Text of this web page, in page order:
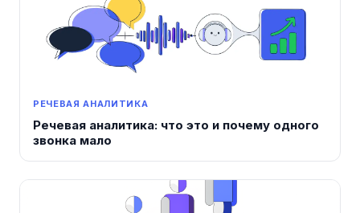
РЕЧЕВАЯ АНАЛИТИКА
Речевая аналитика: что это и почему одного
звонка мало